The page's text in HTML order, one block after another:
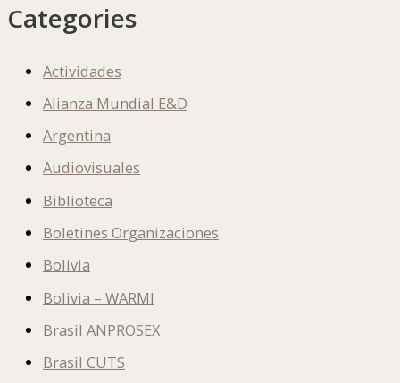
Categories
Actividades
Alianza Mundial E&D
Argentina
Audiovisuales
Biblioteca
Boletines Organizaciones
Bolivia
Bolivia – WARMI
Brasil ANPROSEX
Brasil CUTS